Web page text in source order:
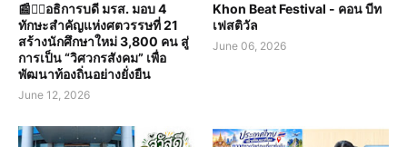
📰✍🏻อธิการบดี มรส. มอบ 4
ทักษะสำคัญแห่งศตวรรษที่ 21
สร้างนักศึกษาใหม่ 3,800 คน สู่
การเป็น “วิศวกรสังคม” เพื่อ
พัฒนาท้องถิ่นอย่างยั่งยืน
June 12, 2026
Khon Beat Festival - คอน บีท
เฟสติวัล
June 06, 2026